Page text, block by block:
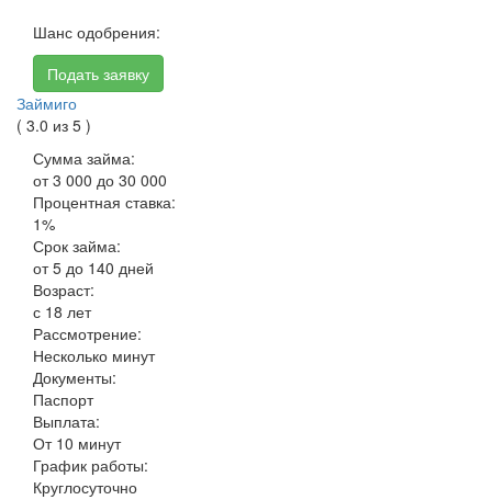
Шанс одобрения:
Подать заявку
Займиго
( 3.0 из 5 )
Сумма займа:
от 3 000 до 30 000
Процентная ставка:
1%
Срок займа:
от 5 до 140 дней
Возраст:
с 18 лет
Рассмотрение:
Несколько минут
Документы:
Паспорт
Выплата:
От 10 минут
График работы:
Круглосуточно